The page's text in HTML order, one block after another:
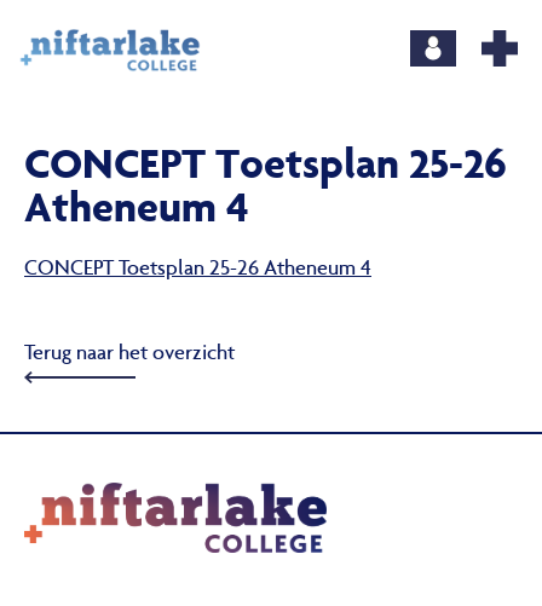
CONCEPT Toetsplan 25-26
Atheneum 4
CONCEPT Toetsplan 25-26 Atheneum 4
Terug naar het overzicht